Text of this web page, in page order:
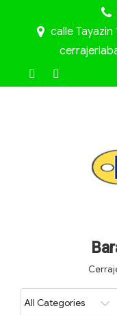
calle